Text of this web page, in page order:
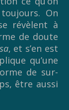
On
révèlent à
de doute
, et s’en est
qu’une
de sur-
être aussi